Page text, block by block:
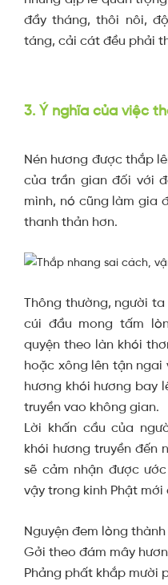
đầy tháng, thôi nôi,
táng, cải cát đều phải
3. Ý nghĩa của việc
Nén hương được thắp
của trần gian đối với
mình, nó cũng làm gia
thanh thản hơn.
Thông thường, người
cúi đầu mong tấm
quyện theo làn khói
hoặc xông lên tận ngai
hương khói hương bay
truyền vao không gian.
Lời khấn cầu của
khói hương truyền đến
sẽ cảm nhận được
vậy trong kinh Phật mới
Nguyện đem lòng thành
Gởi theo đám mây
Phảng phất khắp mười